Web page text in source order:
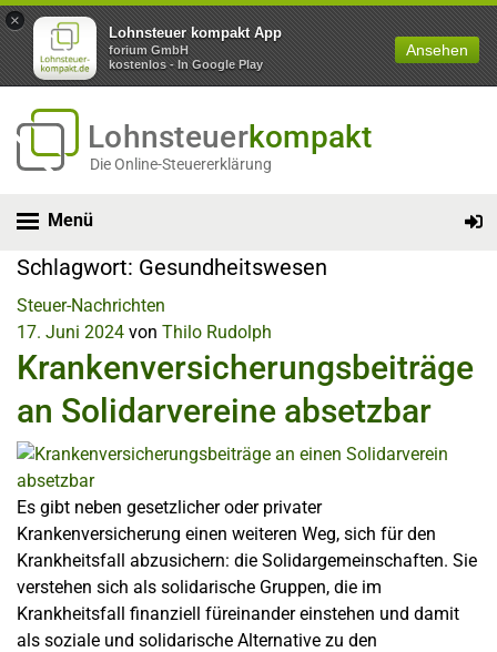
×
Lohnsteuer kompakt App
forium GmbH
kostenlos - In Google Play
Ansehen
Lohnsteuerkompakt
Die Online-Steuererklärung
Menü
Schlagwort: Gesundheitswesen
Steuer-Nachrichten
17. Juni 2024 von Thilo Rudolph
Krankenversicherungsbeiträge
an Solidarvereine absetzbar
Es gibt neben gesetzlicher oder privater
Krankenversicherung einen weiteren Weg, sich für den
Krankheitsfall abzusichern: die Solidargemeinschaften. Sie
verstehen sich als solidarische Gruppen, die im
Krankheitsfall finanziell füreinander einstehen und damit
als soziale und solidarische Alternative zu den